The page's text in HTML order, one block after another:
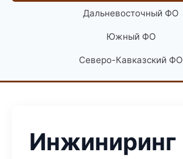
Дальневосточный ФО
Южный ФО
Северо-Кавказский ФО
Инжиниринг